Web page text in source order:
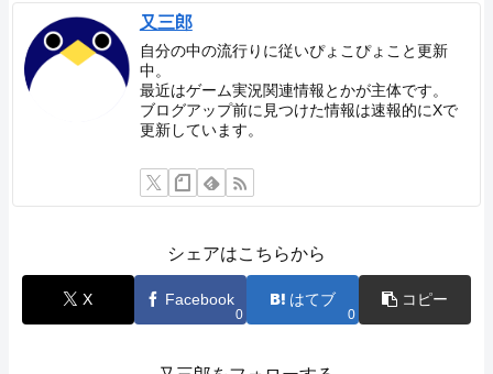
又三郎
自分の中の流行りに従いぴょこぴょこと更新
中。
最近はゲーム実況関連情報とかが主体です。
ブログアップ前に見つけた情報は速報的にXで
更新しています。
シェアはこちらから
X Facebook
0
はてブ
0
コピー